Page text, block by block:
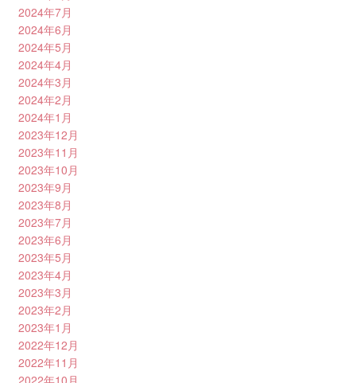
2024年7月
2024年6月
2024年5月
2024年4月
2024年3月
2024年2月
2024年1月
2023年12月
2023年11月
2023年10月
2023年9月
2023年8月
2023年7月
2023年6月
2023年5月
2023年4月
2023年3月
2023年2月
2023年1月
2022年12月
2022年11月
2022年10月